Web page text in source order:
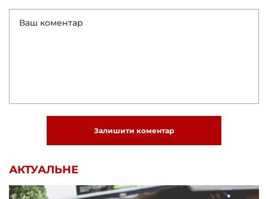
Залишити коментар
АКТУАЛЬНЕ